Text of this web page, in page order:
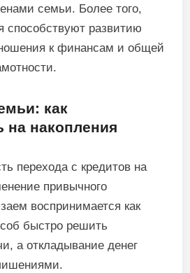
семьи. Более того,
способствуют развитию
к финансам и общей
как
на накопления
перехода с кредитов на
привычного
воспринимается как
быстро решить
а откладывание денег